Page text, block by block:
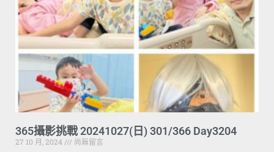
365攝影挑戰 20241027(日) 301/366 Day3204
27 10 月, 2024
尚無留言